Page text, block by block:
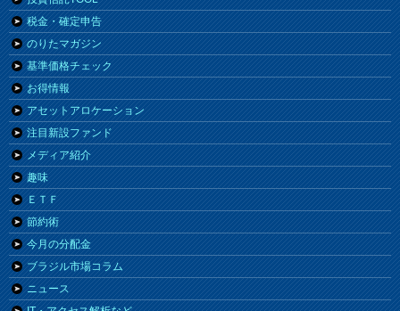
税金・確定申告
のりたマガジン
基準価格チェック
お得情報
アセットアロケーション
注目新設ファンド
メディア紹介
趣味
ＥＴＦ
節約術
今月の分配金
ブラジル市場コラム
ニュース